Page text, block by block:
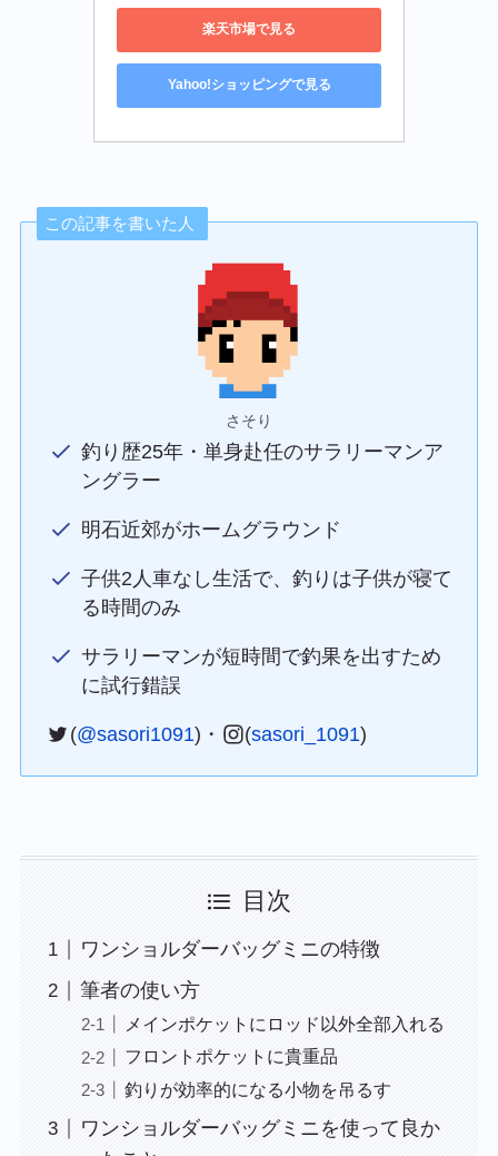
楽天市場で見る
Yahoo!ショッピングで見る
この記事を書いた人
さそり
釣り歴25年・単身赴任のサラリーマンア
ングラー
明石近郊がホームグラウンド
子供2人車なし生活で、釣りは子供が寝て
る時間のみ
サラリーマンが短時間で釣果を出すため
に試行錯誤
(@sasori1091)・ (sasori_1091)
目次
ワンショルダーバッグミニの特徴
筆者の使い方
メインポケットにロッド以外全部入れる
フロントポケットに貴重品
釣りが効率的になる小物を吊るす
ワンショルダーバッグミニを使って良か